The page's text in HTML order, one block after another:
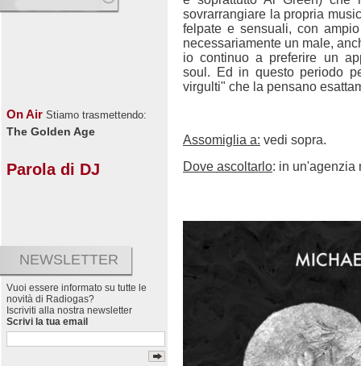
On Air Stiamo trasmettendo:
The Golden Age
Parola di DJ
NEWSLETTER
Vuoi essere informato su tutte le
novità di Radiogas?
Iscriviti alla nostra newsletter
Scrivi la tua email
sovrarrangiare la propria
felpate e sensuali, con
necessariamente un male,
io continuo a preferire un
soul. Ed in questo periodo
virgulti" che la pensano
Assomiglia a: vedi sopra.
Dove ascoltarlo: in un'agenzia